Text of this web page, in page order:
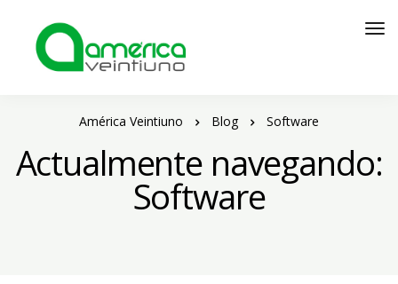
América Veintiuno Blog Software
Actualmente navegando:
Software